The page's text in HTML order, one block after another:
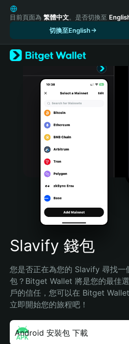
English
日本語
Русский
Español (Latinoamérica)
Türkçe
Português (Portugal)
Bahasa Indonesia
Português (Brasil)
Español (Argentina)
目前頁面為 繁體中文。是否切換至
切換至English
Slavify 錢包
您是否正在為您的 Slavify 尋找一
包？Bitget Wallet 將是您的最佳
戶的信任，您可以在 Bitget
立即開始您的旅程吧！
Android 安裝包 下載